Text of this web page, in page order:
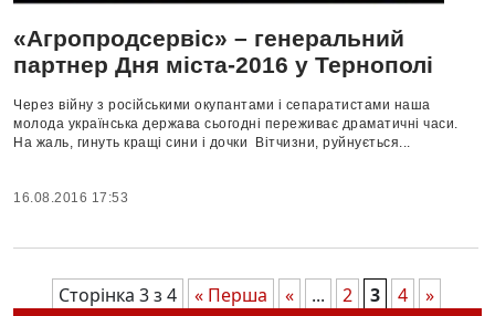
«Агропродсервіс» – генеральний
партнер Дня міста-2016 у Тернополі
Через війну з російськими окупантами і сепаратистами наша
молода українська держава сьогодні переживає драматичні часи.
На жаль, гинуть кращі сини і дочки Вітчизни, руйнується...
16.08.2016 17:53
Сторінка 3 з 4 « Перша « ... 2 3 4
»